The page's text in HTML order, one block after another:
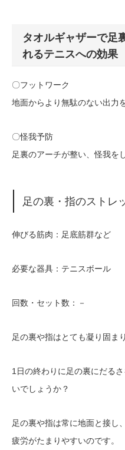
タオルギャザーで足
れるテニスへの効果
〇フットワーク
地面からより無駄のない出力
〇怪我予防
足裏のアーチが整い、怪我を
足の裏・指のストレ
伸びる筋肉：足底筋群など
必要な器具：テニスボール
回数・セット数：－
足の裏や指はとても凝り固ま
1日の終わりに足の裏にだる
いでしょうか？
足の裏や指は常に地面と接し
疲労がたまりやすいのです。